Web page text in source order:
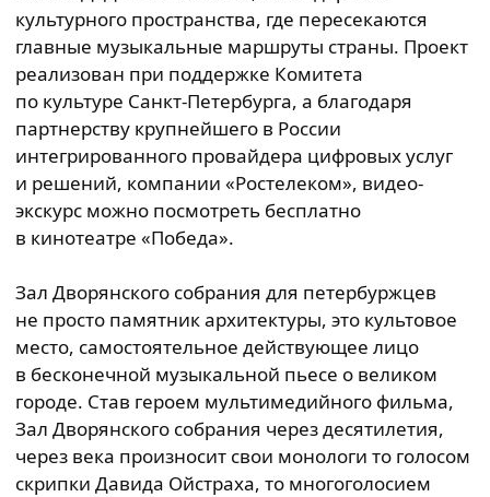
культурного пространства, где пересекаются
главные музыкальные маршруты страны. Проект
реализован при поддержке Комитета
по культуре Санкт-Петербурга, а благодаря
партнерству крупнейшего в России
интегрированного провайдера цифровых услуг
и решений, компании «Ростелеком», видео-
экскурс можно посмотреть бесплатно
в кинотеатре «Победа».
Зал Дворянского собрания для петербуржцев
не просто памятник архитектуры, это культовое
место, самостоятельное действующее лицо
в бесконечной музыкальной пьесе о великом
городе. Став героем мультимедийного фильма,
Зал Дворянского собрания через десятилетия,
через века произносит свои монологи то голосом
скрипки Давида Ойстраха, то многоголосием